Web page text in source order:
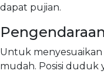
dapat pujian.
Untuk
mudah. Posisi